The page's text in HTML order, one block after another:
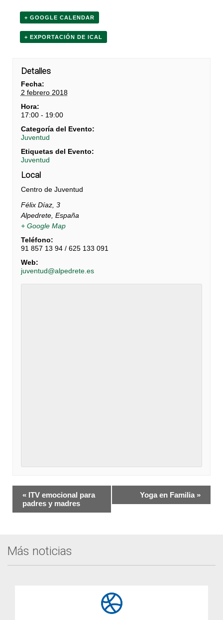
+ GOOGLE CALENDAR
+ EXPORTACIÓN DE ICAL
Detalles
Fecha:
2 febrero 2018
Hora:
17:00 - 19:00
Categoría del Evento:
Juventud
Etiquetas del Evento:
Juventud
Local
Centro de Juventud
Félix Díaz, 3
Alpedrete, España
+ Google Map
Teléfono:
91 857 13 94 / 625 133 091
Web:
juventud@alpedrete.es
Navegación
del
Evento
« ITV emocional para
padres y madres
Yoga en Familia »
Más noticias